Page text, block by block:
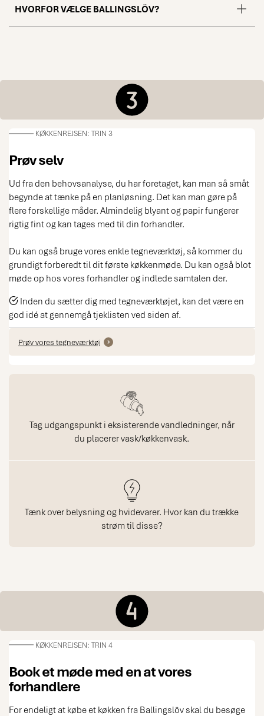
HVORFOR VÆLGE BALLINGSLÖV?
KØKKENREJSEN: TRIN 3
Prøv selv
Ud fra den behovsanalyse, du har foretaget, kan man så småt
begynde at tænke på en planløsning. Det kan man gøre på
flere forskellige måder. Almindelig blyant og papir fungerer
rigtig fint og kan tages med til din forhandler.
Du kan også bruge vores enkle tegneværktøj, så kommer du
grundigt forberedt til dit første køkkenmøde. Du kan også blot
møde op hos vores forhandler og indlede samtalen der.
Inden du sætter dig med tegneværktøjet, kan det være en
god idé at gennemgå tjeklisten ved siden af.
Prøv vores tegneværktøj
Tag udgangspunkt i eksisterende vandledninger, når
du placerer vask/køkkenvask.
Tænk over belysning og hvidevarer. Hvor kan du trække
strøm til disse?
KØKKENREJSEN: TRIN 4
Book et møde med en at vores
forhandlere
For endeligt at købe et køkken fra Ballingslöv skal du besøge